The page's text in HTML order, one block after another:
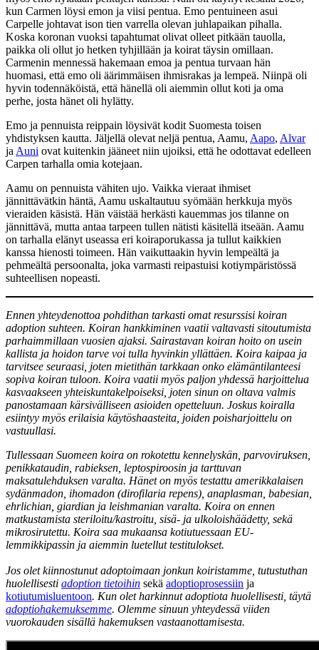
kun Carmen löysi emon ja viisi pentua. Emo pentuineen asui
Carpelle johtavat ison tien varrella olevan juhlapaikan pihalla.
Koska koronan vuoksi tapahtumat olivat olleet pitkään tauolla,
paikka oli ollut jo hetken tyhjillään ja koirat täysin omillaan.
Carmenin mennessä hakemaan emoa ja pentua turvaan hän
huomasi, että emo oli äärimmäisen ihmisrakas ja lempeä. Niinpä oli
hyvin todennäköistä, että hänellä oli aiemmin ollut koti ja oma
perhe, josta hänet oli hylätty.
Emo ja pennuista reippain löysivät kodit Suomesta toisen
yhdistyksen kautta. Jäljellä olevat neljä pentua, Aamu, Aapo, Alvar
ja Auni ovat kuitenkin jääneet niin ujoiksi, että he odottavat edelleen
Carpen tarhalla omia kotejaan.
Aamu on pennuista vähiten ujo. Vaikka vieraat ihmiset
jännittävätkin häntä, Aamu uskaltautuu syömään herkkuja myös
vieraiden käsistä. Hän väistää herkästi kauemmas jos tilanne on
jännittävä, mutta antaa tarpeen tullen nätisti käsitellä itseään. Aamu
on tarhalla elänyt useassa eri koiraporukassa ja tullut kaikkien
kanssa hienosti toimeen. Hän vaikuttaakin hyvin lempeältä ja
pehmeältä persoonalta, joka varmasti reipastuisi kotiympäristössä
suhteellisen nopeasti.
Ennen yhteydenottoa pohdithan tarkasti omat resurssisi koiran
adoption suhteen. Koiran hankkiminen vaatii valtavasti sitoutumista
parhaimmillaan vuosien ajaksi. Sairastavan koiran hoito on usein
kallista ja hoidon tarve voi tulla hyvinkin yllättäen. Koira kaipaa ja
tarvitsee seuraasi, joten mietithän tarkkaan onko elämäntilanteesi
sopiva koiran tuloon. Koira vaatii myös paljon yhdessä harjoittelua
kasvaakseen yhteiskuntakelpoiseksi, joten sinun on oltava valmis
panostamaan kärsivälliseen asioiden opetteluun. Joskus koiralla
esiintyy myös erilaisia käytöshaasteita, joiden poisharjoittelu on
vastuullasi.
Tullessaan Suomeen koira on rokotettu kennelyskän, parvoviruksen,
penikkataudin, rabieksen, leptospiroosin ja tarttuvan
maksatulehduksen varalta. Hänet on myös testattu amerikkalaisen
sydänmadon, ihomadon (dirofilaria repens), anaplasman, babesian,
ehrlichian, giardian ja leishmanian varalta. Koira on ennen
matkustamista steriloitu/kastroitu, sisä- ja ulkoloishäädetty, sekä
mikrosirutettu. Koira saa mukaansa kotiutuessaan EU-
lemmikkipassin ja aiemmin luetellut testitulokset.
Jos olet kiinnostunut adoptoimaan jonkun koiristamme, tutustuthan
huolellisesti adoption tietoihin sekä adoptioprosessiin ja
kotiutumisluentoon. Kun olet harkinnut adoptiota huolellisesti, täytä
adoptiohakemuksemme. Olemme sinuun yhteydessä viiden
vuorokauden sisällä hakemuksen vastaanottamisesta.